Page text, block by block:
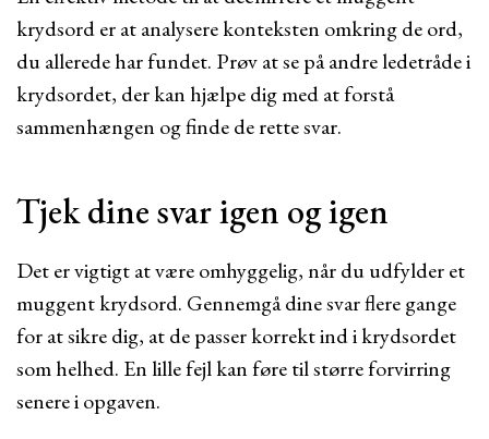
krydsord er at analysere konteksten omkring de ord,
du allerede har fundet. Prøv at se på andre ledetråde i
krydsordet, der kan hjælpe dig med at forstå
sammenhængen og finde de rette svar.
Tjek dine svar igen og igen
Det er vigtigt at være omhyggelig, når du udfylder et
muggent krydsord. Gennemgå dine svar flere gange
for at sikre dig, at de passer korrekt ind i krydsordet
som helhed. En lille fejl kan føre til større forvirring
senere i opgaven.